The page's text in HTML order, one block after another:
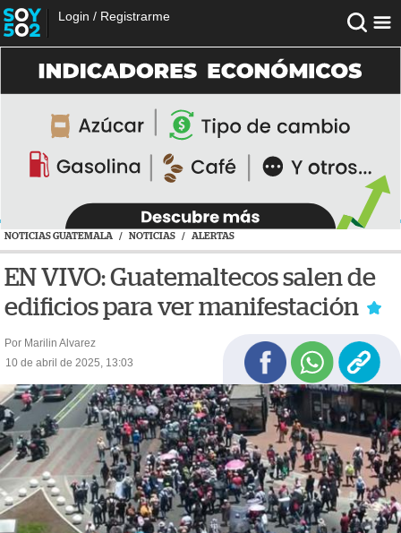
Login / Registrarme
NOTICIAS GUATEMALA / NOTICIAS / ALERTAS
EN VIVO: Guatemaltecos salen de
edificios para ver manifestación
Por Marilin Alvarez
10 de abril de 2025, 13:03